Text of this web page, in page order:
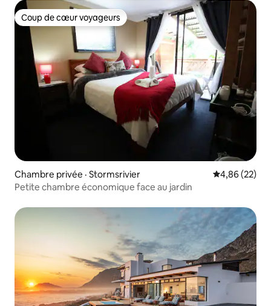
Coup de cœur voyageurs
Coup de cœur voyageurs
Chambre privée · Stormsrivier Note
4,86 (22)
Petite chambre économique face au jardin